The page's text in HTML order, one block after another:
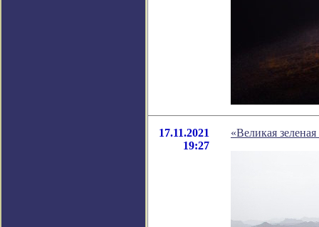
17.11.2021
19:27
«Великая